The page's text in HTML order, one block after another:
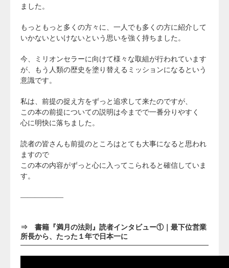
ました。
もっともっと多くの方々に、一人でも多くの方に紹介して
いかないといけないという思いを強く持ちました。
今、ミリオンセラーに向けて様々な取組が行われています
が、もう人類の歴史を塗り替えるミッションになるという
意識です。
私は、前提の捉え方をずっと追求して来たのですが、
この本の前提についての説明は今までで一番分りやすく
心に明快に落ちました。
読者の皆さんも前提のところはとても大事になると思われ
ますので
この本の内容がずっと心に入ってこられると確信していま
す。
——————
⇒ 書籍『満月の法則』読者インタビュー①｜最下位営業
所長から、たった１年で日本一に